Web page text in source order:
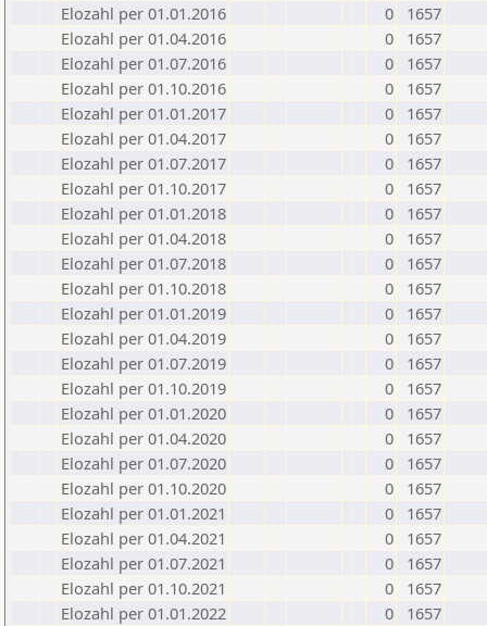
Elozahl per 01.01.2016
0
1657
Elozahl per 01.04.2016
0
1657
Elozahl per 01.07.2016
0
1657
Elozahl per 01.10.2016
0
1657
Elozahl per 01.01.2017
0
1657
Elozahl per 01.04.2017
0
1657
Elozahl per 01.07.2017
0
1657
Elozahl per 01.10.2017
0
1657
Elozahl per 01.01.2018
0
1657
Elozahl per 01.04.2018
0
1657
Elozahl per 01.07.2018
0
1657
Elozahl per 01.10.2018
0
1657
Elozahl per 01.01.2019
0
1657
Elozahl per 01.04.2019
0
1657
Elozahl per 01.07.2019
0
1657
Elozahl per 01.10.2019
0
1657
Elozahl per 01.01.2020
0
1657
Elozahl per 01.04.2020
0
1657
Elozahl per 01.07.2020
0
1657
Elozahl per 01.10.2020
0
1657
Elozahl per 01.01.2021
0
1657
Elozahl per 01.04.2021
0
1657
Elozahl per 01.07.2021
0
1657
Elozahl per 01.10.2021
0
1657
Elozahl per 01.01.2022
0
1657